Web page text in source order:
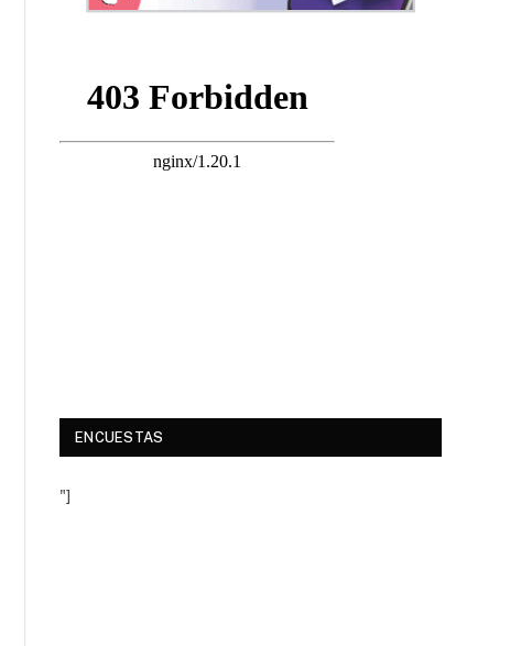
ENCUESTAS
"]